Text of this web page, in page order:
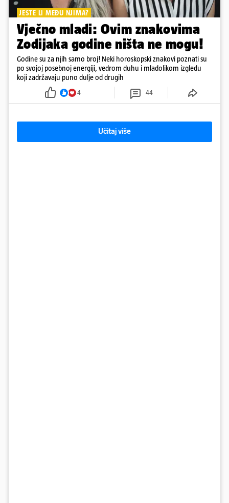
JESTE LI MEĐU NJIMA?
Vječno mladi: Ovim znakovima
Zodijaka godine ništa ne mogu!
Godine su za njih samo broj! Neki horoskopski znakovi poznati su
po svojoj posebnoj energiji, vedrom duhu i mladolikom izgledu
koji zadržavaju puno dulje od drugih
4 44
Učitaj više